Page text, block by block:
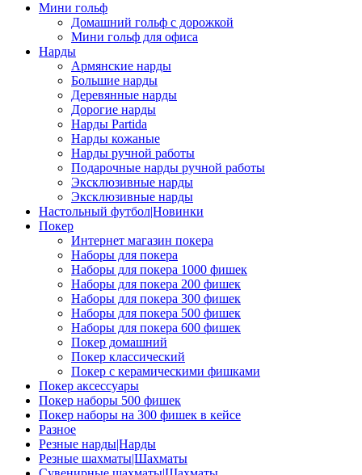
Мини гольф
Домашний гольф с дорожкой
Мини гольф для офиса
Нарды
Армянские нарды
Большие нарды
Деревянные нарды
Дорогие нарды
Нарды Partida
Нарды кожаные
Нарды ручной работы
Подарочные нарды ручной работы
Эксклюзивные нарды
Эксклюзивные нарды
Настольный футбол|Новинки
Покер
Интернет магазин покера
Наборы для покера
Наборы для покера 1000 фишек
Наборы для покера 200 фишек
Наборы для покера 300 фишек
Наборы для покера 500 фишек
Наборы для покера 600 фишек
Покер домашний
Покер классический
Покер с керамическими фишками
Покер аксессуары
Покер наборы 500 фишек
Покер наборы на 300 фишек в кейсе
Разное
Резные нарды|Нарды
Резные шахматы|Шахматы